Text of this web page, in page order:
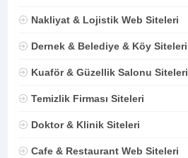
Nakliyat & Lojistik Web Siteleri
Dernek & Belediye & Köy Siteleri
Kuaför & Güzellik Salonu Siteleri
Temizlik Firması Siteleri
Doktor & Klinik Siteleri
Cafe & Restaurant Web Siteleri